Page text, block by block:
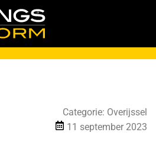
Categorie: Overijssel
11 september 2023